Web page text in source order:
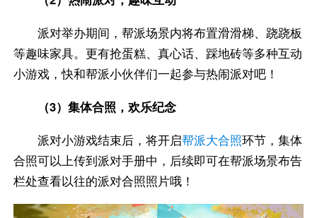
派对举办期间，帮派场景内将布置滑滑梯、跷跷板
等趣味家具。更有抢蛋糕、真心话、踩地砖等多种互动
小游戏，快和帮派小伙伴们一起参与热闹派对吧！
（3）集体合照，欢乐纪念
派对小游戏结束后，将开启帮派大合照环节，集体
合照可以上传到派对手册中，后续即可在帮派场景布告
栏处查看以往的派对合照照片哦！